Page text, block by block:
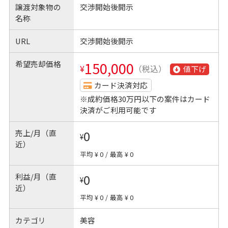
譲渡対象物の
名称
交渉開始後開示
URL 交渉開始後開示
希望売却価格 ¥150,000 （税込）
値下げ
カード決済対応
※成約価格30万円以下の案件はカード
決済がご利用可能です
売上/月（直
近）
¥0
平均 ¥ 0 / 最高 ¥ 0
利益/月（直
近）
¥0
平均 ¥ 0 / 最高 ¥ 0
カテゴリ 美容